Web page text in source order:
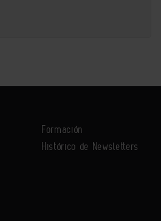
Formación
Histórico de Newsletters